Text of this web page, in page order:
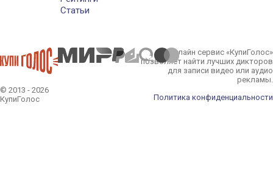
Статьи
© 2013 - 2026
КупиГолос
Онлайн сервис «КупиГолос»
позволяет найти лучших дикторов
для записи видео или аудио
рекламы.
Политика конфиденциальности